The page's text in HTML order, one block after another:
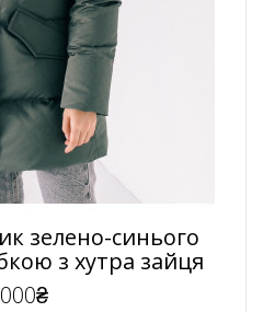
зелено-синього
з хутра зайця